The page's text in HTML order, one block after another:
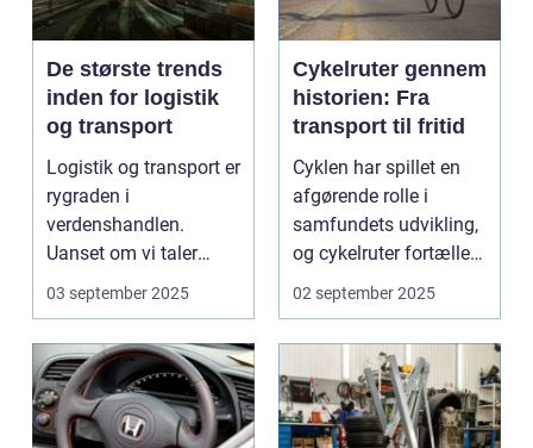
De største trends
inden for logistik
og transport
Logistik og transport er
rygraden i
verdenshandlen.
Uanset om vi taler
dagligvarer til
supermarkedet...
03 september 2025
Cykelruter gennem
historien: Fra
transport til fritid
Cyklen har spillet en
afgørende rolle i
samfundets udvikling,
og cykelruter fortæller
e...
02 september 2025